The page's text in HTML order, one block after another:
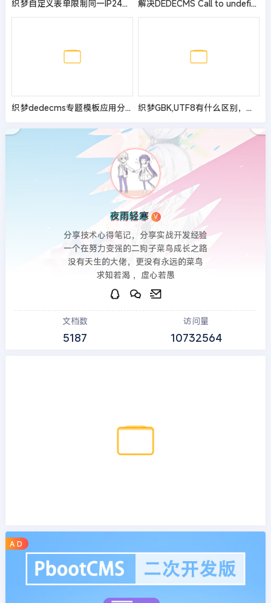
织梦自定义表单限制同一IP24小时一次 解决DEDECMS Call to undefined function dede_htmlspecialchars()
织梦dedecms专题模板应用分析及使用案例 织梦GBK,UTF8有什么区别，哪种编码做网站好？
夜雨轻寒 V
分享技术心得笔记，分享实战开发经验
一个在努力变强的二狗子菜鸟成长之路
没有天生的大佬，更没有永远的菜鸟
求知若渴 ，虚心若愚
文档数
5187
访问量
10732564
A D